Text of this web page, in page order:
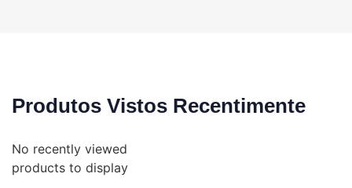
Produtos Vistos Recentimente
No recently viewed
products to display